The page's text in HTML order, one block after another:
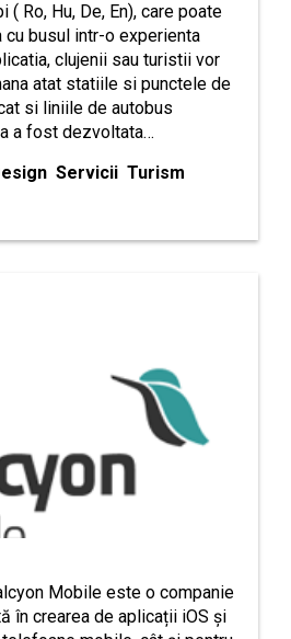
( Ro, Hu, De, En), care poate
busul intr-o experienta
clujenii sau turistii vor
atat statiile si punctele de
si liniile de autobus
a fost dezvoltata…
Servicii Turism
Mobile este o companie
în crearea de aplicații iOS și